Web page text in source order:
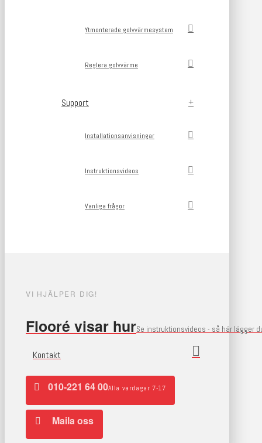
Ytmonterade golvvärmesystem
Reglera golvvärme
Support
Installationsanvisningar
Instruktionsvideos
Vanliga frågor
VI HJÄLPER DIG!
Flooré visar hurSe instruktionsvideos - så här lägger
Kontakt
010-221 64 00Alla vardagar 7-17
Maila oss